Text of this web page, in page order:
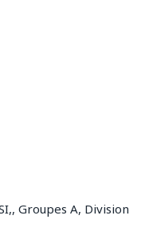
Groupes A, Division